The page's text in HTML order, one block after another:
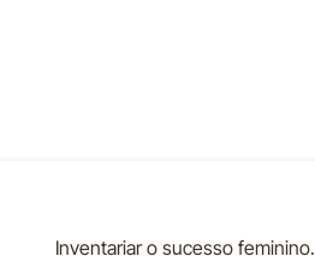
Inventariar o sucesso feminino.